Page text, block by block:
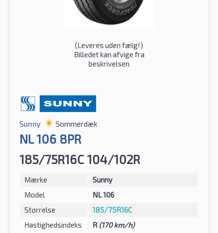
(Leveres uden fælg!)
Billedet kan afvige fra
beskrivelsen
Sunny Sommerdæk
NL 106 8PR
185/75R16C 104/102R
Mærke
Sunny
Model
NL 106
Størrelse
185/75R16C
Hastighedsindeks
R (170 km/h)